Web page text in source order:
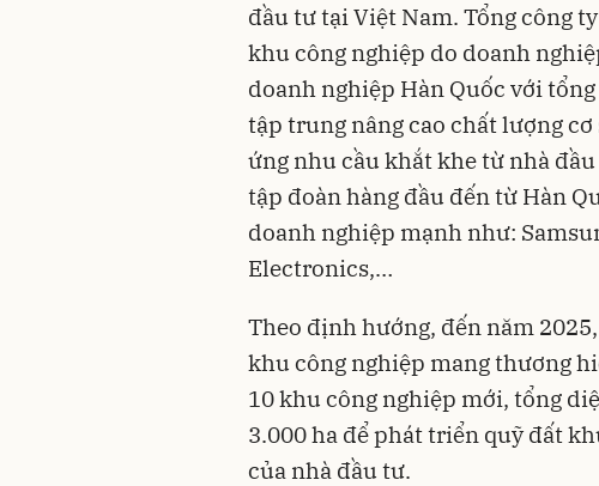
đầu tư tại Việt Nam. Tổng công
khu công nghiệp do doanh
doanh nghiệp Hàn Quốc với
tập trung nâng cao chất lượng
ứng nhu cầu khắt khe từ nhà
tập đoàn hàng đầu đến từ Hàn
doanh nghiệp mạnh như:
Electronics,…
Theo định hướng, đến năm
khu công nghiệp mang thương
10 khu công nghiệp mới, tổng
3.000 ha để phát triển quỹ đất
của nhà đầu tư.